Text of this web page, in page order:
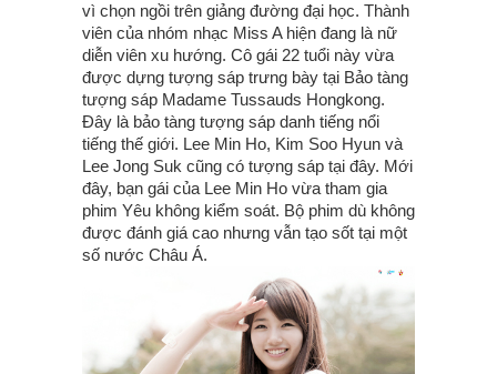
vì chọn ngồi trên giảng đường đại học. Thành
viên của nhóm nhạc Miss A hiện đang là nữ
diễn viên xu hướng. Cô gái 22 tuổi này vừa
được dựng tượng sáp trưng bày tại Bảo tàng
tượng sáp Madame Tussauds Hongkong.
Đây là bảo tàng tượng sáp danh tiếng nổi
tiếng thế giới. Lee Min Ho, Kim Soo Hyun và
Lee Jong Suk cũng có tượng sáp tại đây. Mới
đây, bạn gái của Lee Min Ho vừa tham gia
phim Yêu không kiểm soát. Bộ phim dù không
được đánh giá cao nhưng vẫn tạo sốt tại một
số nước Châu Á.